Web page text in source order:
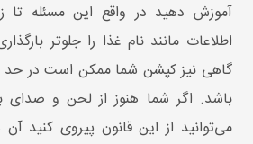
آموزش دهید در واقع این مسئله تا
اطلاعات مانند نام غذا را جلوتر
گاهی نیز کپشن شما ممکن است در حد
باشد. اگر شما هنوز از لحن و صدای
می‌توانید از این قانون پیروی کنید